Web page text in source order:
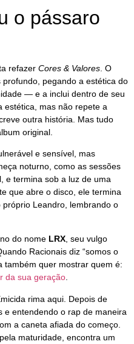
o pássaro
refazer Cores & Valores . O
pegando a estética do
— e a inclui dentro de seu
estética, mas não repete a
outra história. Mas tudo
original.
e sensível, mas
noturno, como as sessões
e termina sob a luz de uma
que abre o disco, ele termina
Leandro, lembrando o
do nome LRX, seu vulgo
Racionais diz “somos o
também quer mostrar quem é:
da sua geração.
rima aqui. Depois de
e entendendo o rap de maneira
a caneta afiada do começo.
maturidade, encontra um